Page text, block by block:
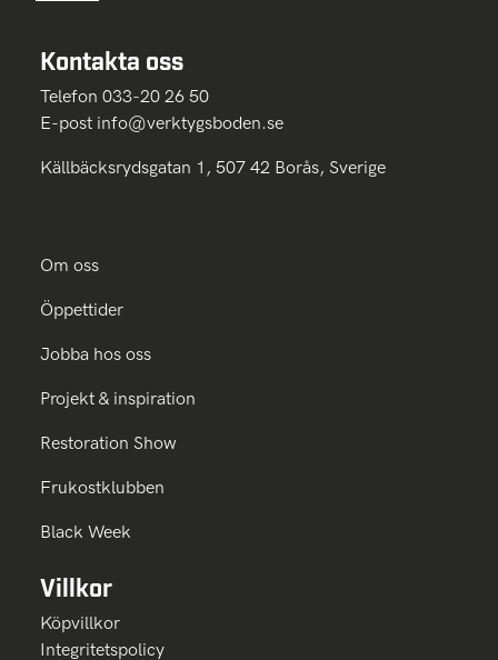
Kontakta oss
Telefon 033-20 26 50
E-post info@verktygsboden.se
Källbäcksrydsgatan 1, 507 42 Borås, Sverige
Om oss
Öppettider
Jobba hos oss
Projekt & inspiration
Restoration Show
Frukostklubben
Black Week
Villkor
Köpvillkor
Integritetspolicy